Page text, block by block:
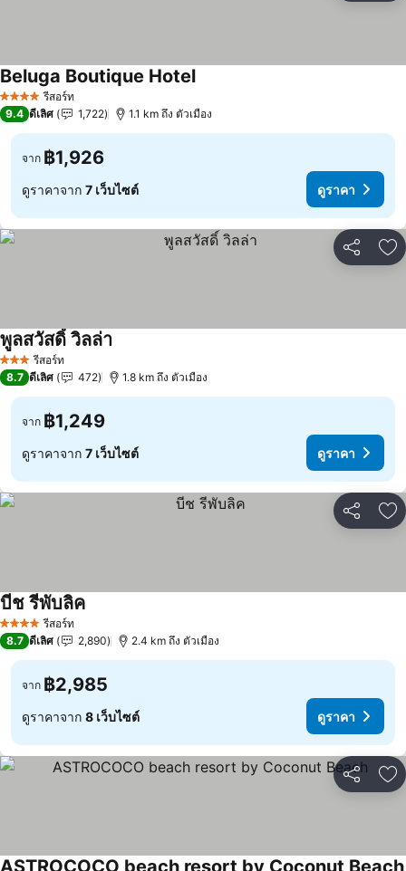
4 ดาว รีสอร์ท
Beluga Boutique Hotelดูราคา
9.4 ดีเลิศ 1,722 1.1 km ถึง ตัวเมือง
จาก ฿1,926
ดูราคาจาก 7 เว็บไซต์ ดูราคา
แชร์ เ
3 ดาว รีสอร์ท
พูลสวัสดิ์ วิลล่าดูราคา
8.7 ดีเลิศ 472 1.8 km ถึง ตัวเมือง
จาก ฿1,249
ดูราคาจาก 7 เว็บไซต์ ดูราคา
แชร์ เ
4 ดาว รีสอร์ท
บีช รีพับลิคดูราคา
8.7 ดีเลิศ 2,890 2.4 km ถึง ตัวเมือง
จาก ฿2,985
ดูราคาจาก 8 เว็บไซต์ ดูราคา
แชร์ เ
ASTROCOCO beach resort by Coconut Beach